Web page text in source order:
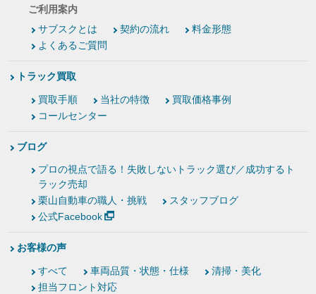
ご利用案内
サブスクとは
契約の流れ
料金形態
よくあるご質問
トラック買取
買取手順 当社の特徴
買取価格事例
コールセンター
ブログ
プロの視点で語る！失敗しないトラック選び／成功するト
ラック売却
栗山自動車の職人・挑戦
スタッフブログ
公式Facebook
お客様の声
すべて 車両品質・状態・仕様
清掃・美化
担当フロント対応